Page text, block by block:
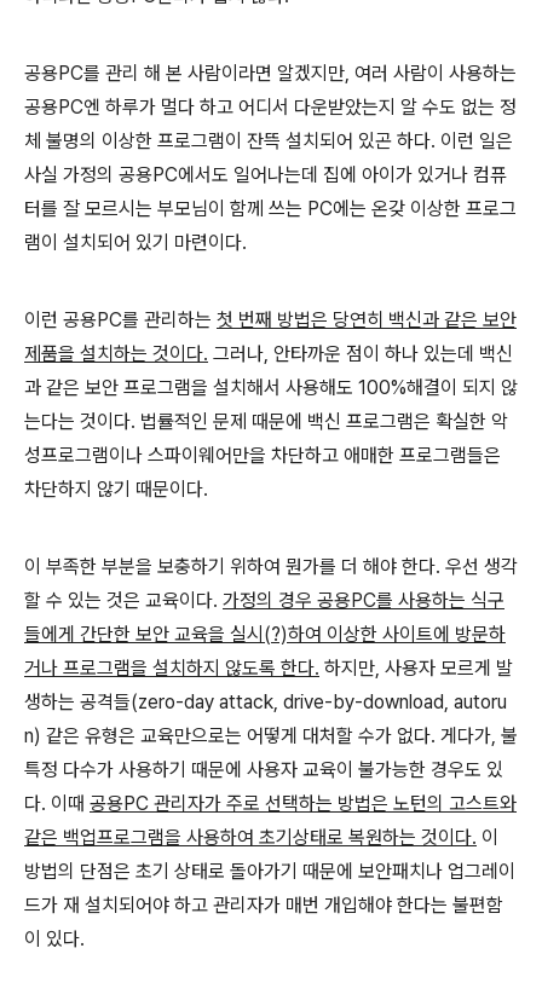
공용PC를 관리 해 본 사람이라면 알겠지만, 여러 사람이 사용하는
공용PC엔 하루가 멀다 하고 어디서 다운받았는지 알 수도 없는 정
체 불명의 이상한 프로그램이 잔뜩 설치되어 있곤 하다. 이런 일은
사실 가정의 공용PC에서도 일어나는데 집에 아이가 있거나 컴퓨
터를 잘 모르시는 부모님이 함께 쓰는 PC에는 온갖 이상한 프로그
램이 설치되어 있기 마련이다.
이런 공용PC를 관리하는 첫 번째 방법은 당연히 백신과 같은 보안
제품을 설치하는 것이다. 그러나, 안타까운 점이 하나 있는데 백신
과 같은 보안 프로그램을 설치해서 사용해도 100%해결이 되지 않
는다는 것이다. 법률적인 문제 때문에 백신 프로그램은 확실한 악
성프로그램이나 스파이웨어만을 차단하고 애매한 프로그램들은
차단하지 않기 때문이다.
이 부족한 부분을 보충하기 위하여 뭔가를 더 해야 한다. 우선 생각
할 수 있는 것은 교육이다. 가정의 경우 공용PC를 사용하는 식구
들에게 간단한 보안 교육을 실시(?)하여 이상한 사이트에 방문하
거나 프로그램을 설치하지 않도록 한다. 하지만, 사용자 모르게 발
생하는 공격들(zero-day attack, drive-by-download, autoru
n) 같은 유형은 교육만으로는 어떻게 대처할 수가 없다. 게다가, 불
특정 다수가 사용하기 때문에 사용자 교육이 불가능한 경우도 있
다. 이때 공용PC 관리자가 주로 선택하는 방법은 노턴의 고스트와
같은 백업프로그램을 사용하여 초기상태로 복원하는 것이다. 이
방법의 단점은 초기 상태로 돌아가기 때문에 보안패치나 업그레이
드가 재 설치되어야 하고 관리자가 매번 개입해야 한다는 불편함
이 있다.